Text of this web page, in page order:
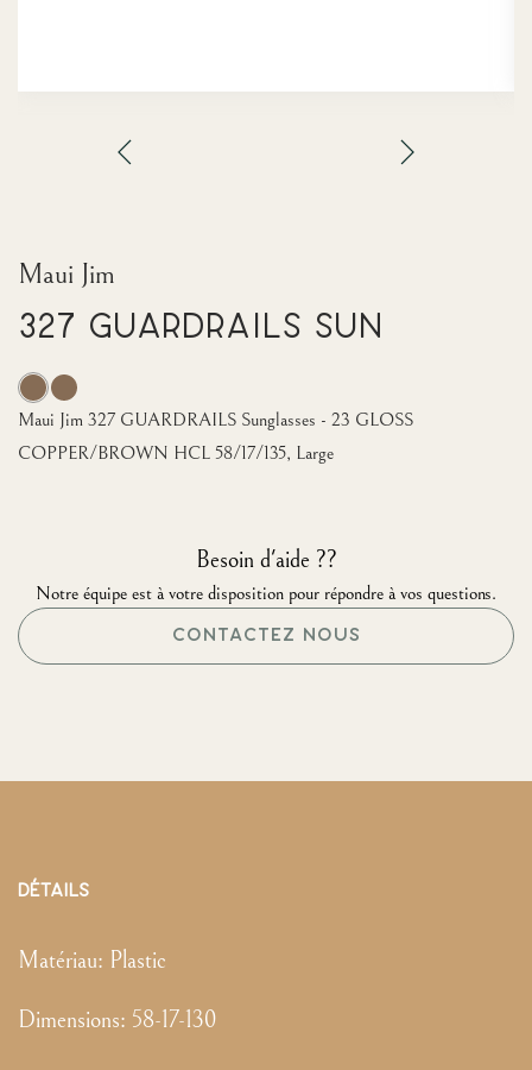
Maui Jim
327 GUARDRAILS Sun
Maui Jim 327 GUARDRAILS Sunglasses - 23 GLOSS
COPPER/BROWN HCL 58/17/135, Large
Besoin d'aide ??
Notre équipe est à votre disposition pour répondre à vos questions.
CONTACTEZ NOUS
DÉTAILS
Matériau: Plastic
Dimensions: 58-17-130